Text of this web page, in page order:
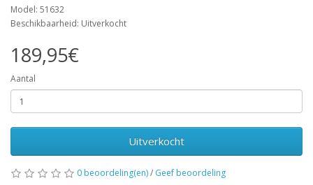
Model: 51632
Beschikbaarheid: Uitverkocht
189,95€
Aantal
Uitverkocht
0 beoordeling(en)/ Geef beoordeling